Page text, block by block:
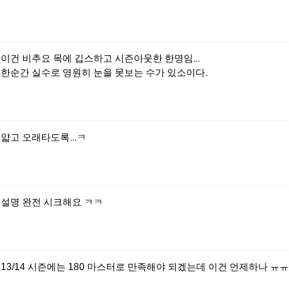
이건 비추요 목에 깁스하고 시즌아웃한 한명임...
한순간 실수로 영원히 눈을 못보는 수가 있소이다.
얇고 오래타도록...ㅋ
설명 완전 시크해요 ㅋㅋ
13/14 시즌에는 180 마스터로 만족해야 되겠는데 이건 언제하나 ㅠㅠ